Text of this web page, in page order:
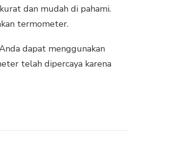
dan mudah di pahami.
termometer.
dapat menggunakan
telah dipercaya karena